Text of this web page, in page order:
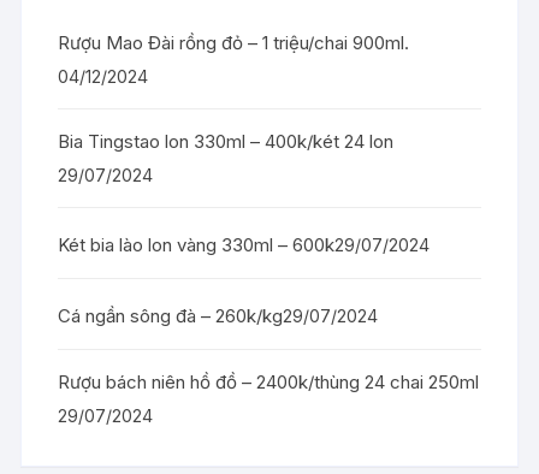
Rượu Mao Đài rồng đỏ – 1 triệu/chai 900ml.
04/12/2024
Bia Tingstao lon 330ml – 400k/két 24 lon
29/07/2024
Két bia lào lon vàng 330ml – 600k29/07/2024
Cá ngần sông đà – 260k/kg29/07/2024
Rượu bách niên hồ đồ – 2400k/thùng 24 chai 250ml
29/07/2024